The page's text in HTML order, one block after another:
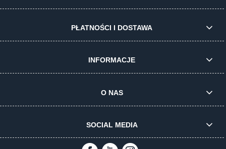
PŁATNOŚCI I DOSTAWA
INFORMACJE
O NAS
SOCIAL MEDIA